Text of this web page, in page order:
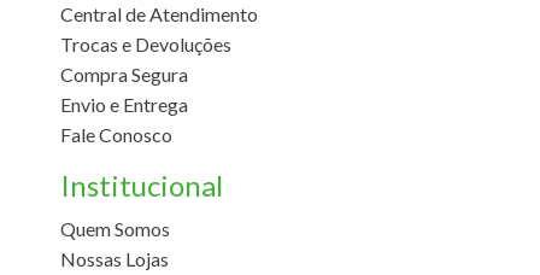
Central de Atendimento
Trocas e Devoluções
Compra Segura
Envio e Entrega
Fale Conosco
Institucional
Quem Somos
Nossas Lojas